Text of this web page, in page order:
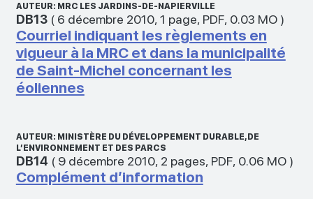
AUTEUR: MRC LES JARDINS-DE-NAPIERVILLE
DB13( 6 décembre 2010, 1 page, PDF, 0.03 MO)
Courriel indiquant les règlements en
vigueur à la MRC et dans la municipalité
de Saint-Michel concernant les
éoliennes
AUTEUR: MINISTÈRE DU DÉVELOPPEMENT DURABLE, DE
L’ENVIRONNEMENT ET DES PARCS
DB14 ( 9 décembre 2010, 2 pages, PDF, 0.06 MO)
Complément d’information